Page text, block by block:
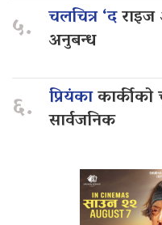
५. चलचित्र ‘दराइज
अनुबन्ध
६. प्रियंकाकार्कीको
सार्वजनिक